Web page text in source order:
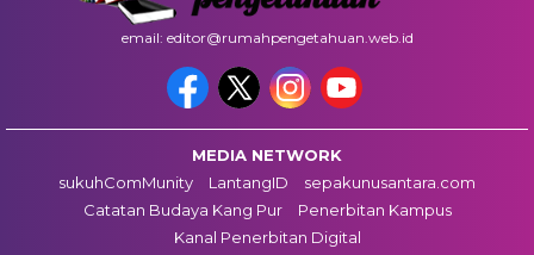
email: editor@rumahpengetahuan.web.id
MEDIA NETWORK
sukuhComMunity
LantangID
sepakunusantara.com
Catatan Budaya Kang Pur
Penerbitan Kampus
Kanal Penerbitan Digital